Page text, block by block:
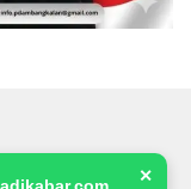
✕